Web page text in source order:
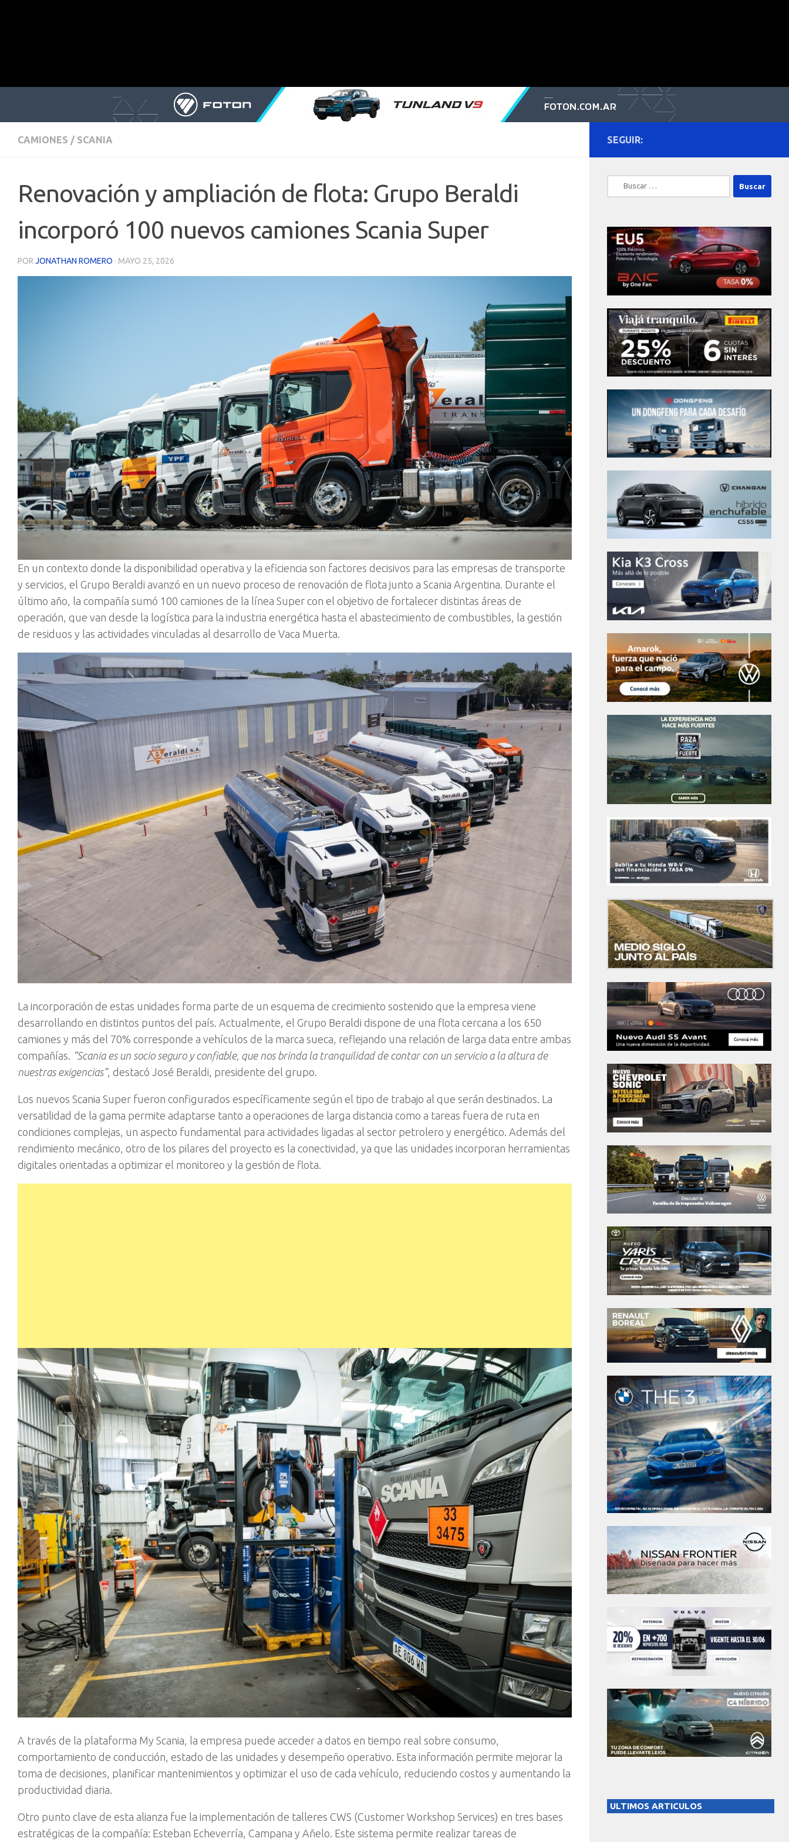
CAMIONES / SCANIA
Renovación y ampliación de flota: Grupo Beraldi
incorporó 100 nuevos camiones Scania Super
POR JONATHAN ROMERO · MAYO 25, 2026
En un contexto donde la disponibilidad operativa y la eficiencia son factores decisivos para las empresas de transporte
y servicios, el Grupo Beraldi avanzó en un nuevo proceso de renovación de flota junto a Scania Argentina. Durante el
último año, la compañía sumó 100 camiones de la línea Super con el objetivo de fortalecer distintas áreas de
operación, que van desde la logística para la industria energética hasta el abastecimiento de combustibles, la gestión
de residuos y las actividades vinculadas al desarrollo de Vaca Muerta.
La incorporación de estas unidades forma parte de un esquema de crecimiento sostenido que la empresa viene
desarrollando en distintos puntos del país. Actualmente, el Grupo Beraldi dispone de una flota cercana a los 650
camiones y más del 70% corresponde a vehículos de la marca sueca, reflejando una relación de larga data entre ambas
compañías. “Scania es un socio seguro y confiable, que nos brinda la tranquilidad de contar con un servicio a la altura de
nuestras exigencias”, destacó José Beraldi, presidente del grupo.
Los nuevos Scania Super fueron configurados específicamente según el tipo de trabajo al que serán destinados. La
versatilidad de la gama permite adaptarse tanto a operaciones de larga distancia como a tareas fuera de ruta en
condiciones complejas, un aspecto fundamental para actividades ligadas al sector petrolero y energético. Además del
rendimiento mecánico, otro de los pilares del proyecto es la conectividad, ya que las unidades incorporan herramientas
digitales orientadas a optimizar el monitoreo y la gestión de flota.
A través de la plataforma My Scania, la empresa puede acceder a datos en tiempo real sobre consumo,
comportamiento de conducción, estado de las unidades y desempeño operativo. Esta información permite mejorar la
toma de decisiones, planificar mantenimientos y optimizar el uso de cada vehículo, reduciendo costos y aumentando la
productividad diaria.
Otro punto clave de esta alianza fue la implementación de talleres CWS (Customer Workshop Services) en tres bases
estratégicas de la compañía: Esteban Echeverría, Campana y Añelo. Este sistema permite realizar tareas de
SEGUIR:
Buscar:
ULTIMOS ARTICULOS